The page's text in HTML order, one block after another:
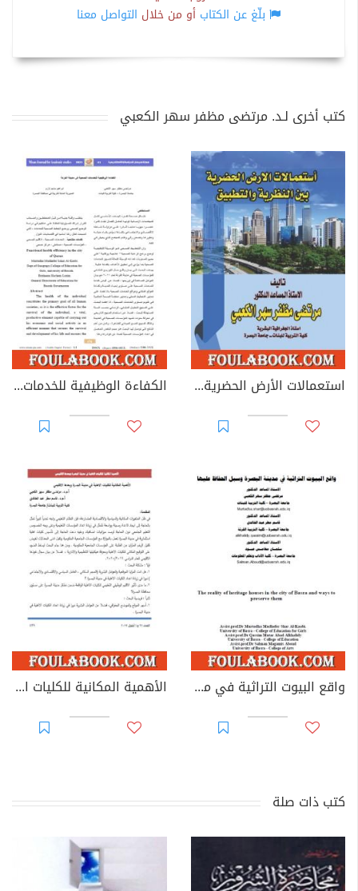
بلّغ عن الكتاب أو من خلال التواصل معنا
كتب أخرى لـد. مرتضى مظفر سهر الكعبي
استعمالات الأرض الحضرية بين النظرية والتطبيق الكفاءة الوظيفية للخدمات الصحية في مدينة القرنة
واقع البيوت التراثية في مدينة البصرة وسبل الحفاظ عليها الأهمية المكانية للكليات الاهلية في مدينة البصرة وبعدها الاقليمي
كتب ذات صلة